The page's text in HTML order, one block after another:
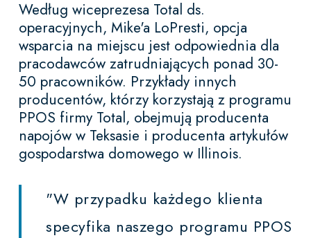
Według wiceprezesa Total ds.
operacyjnych, Mike'a LoPresti, opcja
wsparcia na miejscu jest odpowiednia dla
pracodawców zatrudniających ponad 30-
50 pracowników. Przykłady innych
producentów, którzy korzystają z programu
PPOS firmy Total, obejmują producenta
napojów w Teksasie i producenta artykułów
gospodarstwa domowego w Illinois.
"W przypadku każdego klienta
specyfika naszego programu PPOS